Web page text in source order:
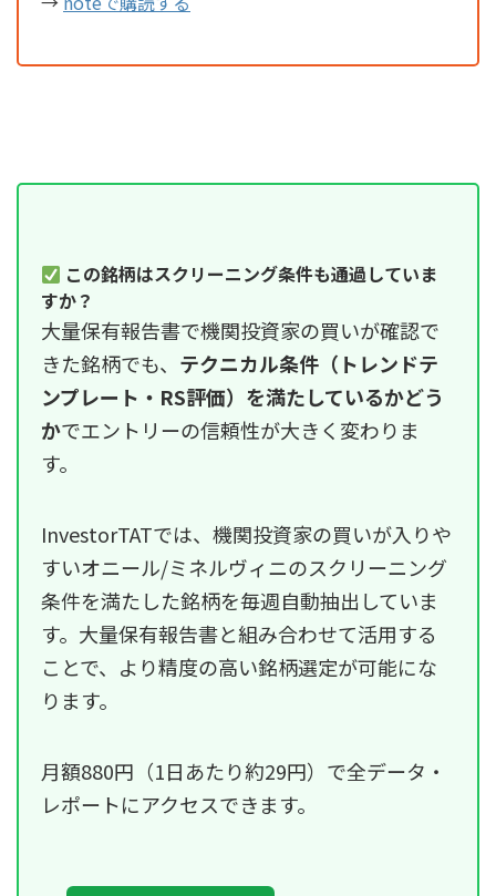
この銘柄はスクリーニング条件も通過していま
すか？
大量保有報告書で機関投資家の買いが確認で
きた銘柄でも、 テクニカル条件（トレンドテ
ンプレート・RS評価）を満たしているかどう
かでエントリーの信頼性が大きく変わりま
す。
InvestorTATでは、機関投資家の買いが入りや
すいオニール/ミネルヴィニのスクリーニング
条件を満たした銘柄を毎週自動抽出していま
す。大量保有報告書と組み合わせて活用する
ことで、より精度の高い銘柄選定が可能にな
ります。
月額880円（1日あたり約29円）で全データ・
レポートにアクセスできます。